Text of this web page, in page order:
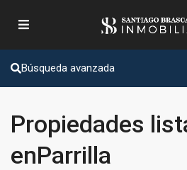
Búsqueda avanzada
Propiedades
enParrilla